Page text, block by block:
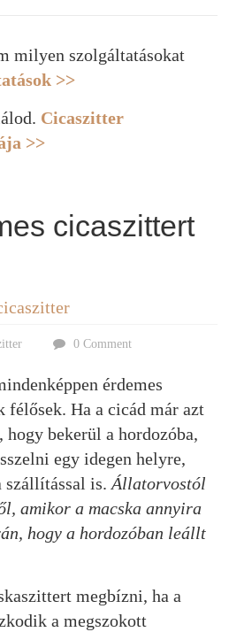
milyen szolgáltatásokat
>>
Cicaszitter
>>
cicaszittert
0 Comment
érdemes
Ha a cicád már azt
hogy bekerül a hordozóba,
egy idegen helyre,
szállítással is.Állatorvostól
amikor a macska annyira
hogy a hordozóban leállt
megbízni, ha a
a megszokott